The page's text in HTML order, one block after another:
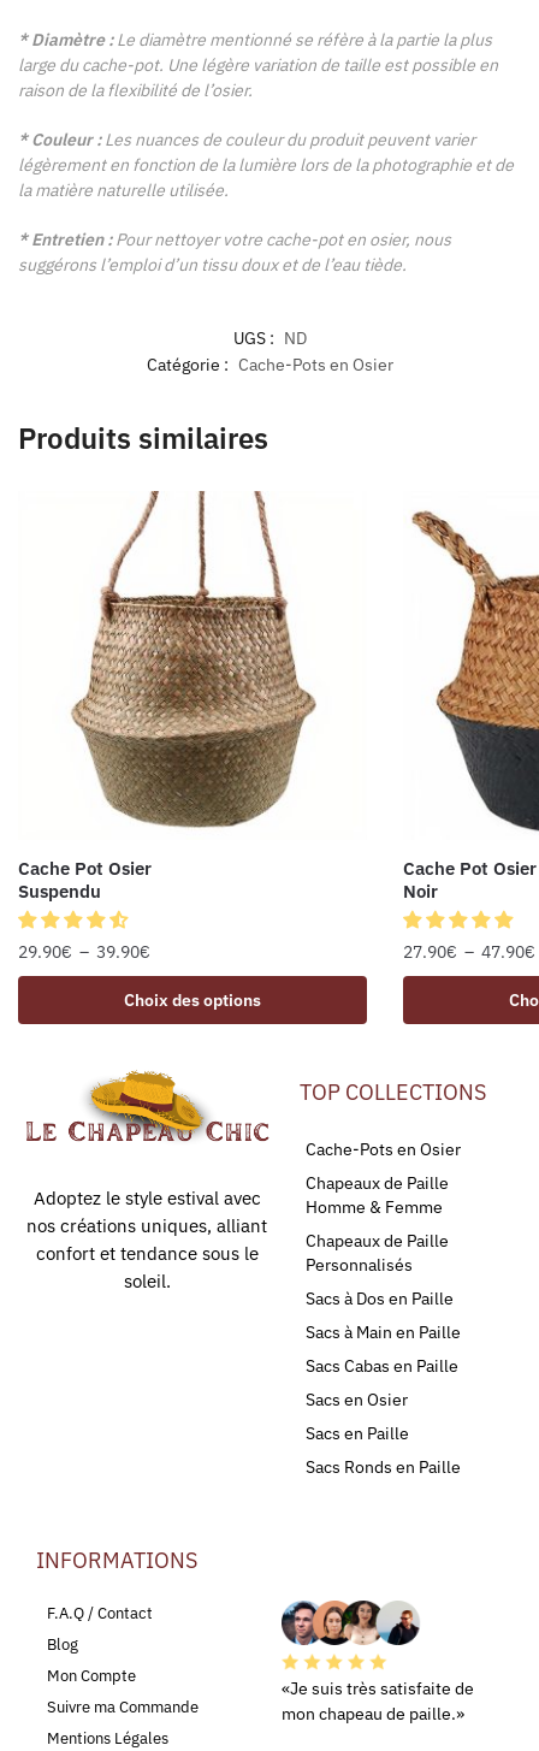
* Diamètre :Le diamètre mentionné se réfère à la partie la plus
large du cache-pot. Une légère variation de taille est possible en
raison de la flexibilité de l’osier.
* Couleur :Les nuances de couleur du produit peuvent varier
légèrement en fonction de la lumière lors de la photographie et de
la matière naturelle utilisée.
* Entretien :Pour nettoyer votre cache-pot en osier, nous
suggérons l’emploi d’un tissu doux et de l’eau tiède.
UGS : ND
Catégorie : Cache-Pots en Osier
Produits similaires
Cache Pot Osier
Suspendu
29.90€ – 39.90€
Choix des options
Cache Pot Osier
Noir
27.90€ – 47.90€
Adoptez le style estival avec
nos créations uniques, alliant
confort et tendance sous le
soleil.
TOP COLLECTIONS
Cache-Pots en Osier
Chapeaux de Paille
Homme & Femme
Chapeaux de Paille
Personnalisés
Sacs à Dos en Paille
Sacs à Main en Paille
Sacs Cabas en Paille
Sacs en Osier
Sacs en Paille
Sacs Ronds en Paille
INFORMATIONS
F.A.Q / Contact
Blog
Mon Compte
Suivre ma Commande
Mentions Légales
«Je suis très satisfaite de
mon chapeau de paille.»